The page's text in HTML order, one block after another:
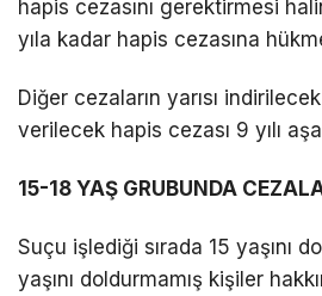
hapis cezasını gerektirmesi
yıla kadar hapis cezasına
Diğer cezaların yarısı
verilecek hapis cezası 9 yılı
15-18 YAŞ GRUBUNDA
Suçu işlediği sırada 15 yaşını
yaşını doldurmamış kişiler